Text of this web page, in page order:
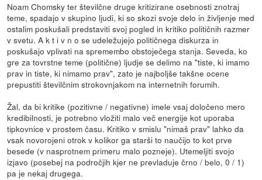
Noam Chomsky ter številčne druge kritizirane osebnosti znotraj
teme, spadajo v skupino ljudi, ki so skozi svoje delo in življenje med
ostalim poskušali predstaviti svoj pogled in kritiko političnih razmer
v svetu. A k t i v n o se udeležujejo političnega diskurza in
poskušajo vplivati na spremembo obstoječega stanja. Seveda, ko
gre za tovrstne teme (politične) ljudje se delimo na "tiste, ki imamo
prav in tiste, ki nimamo prav", zato je najboljše takšne ocene
prepustiti številčnim strokovnjakom na internetnih forumih.
Žal, da bi kritike (pozitivne / negativne) imele vsaj določeno mero
kredibilnosti, je potrebno vložiti malo več energije kot uporaba
tipkovnice v prostem času. Kritiko v smislu "nimaš prav" lahko da
vsak novorojeni otrok v kolikor ga starši to naučijo to kot prve
besede (v nasprotnem primeru malo pozneje). Utemeljiti svojo
izjavo (posebej na področjih kjer ne prevladuje črno / belo, 0 / 1)
pa je nekaj drugega.